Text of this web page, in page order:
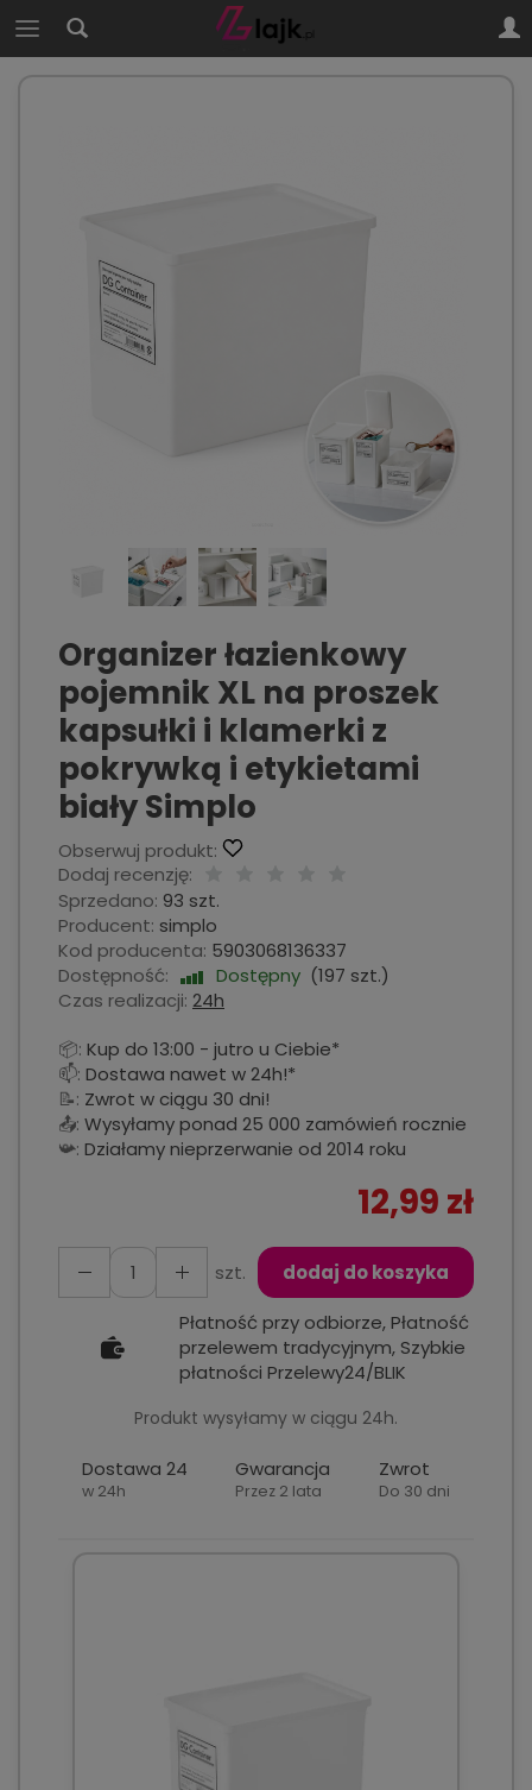
Organizer łazienkowy
pojemnik XL na proszek
kapsułki i klamerki z
pokrywką i etykietami
biały Simplo
Obserwuj produkt:
Dodaj recenzję:
Sprzedano: 93 szt.
Producent: simplo
Kod producenta: 5903068136337
Dostępność:
Dostępny (197 szt.)
Czas realizacji: 24h
📦: Kup do 13:00 - jutro u Ciebie*
📫: Dostawa nawet w 24h!*
📝: Zwrot w ciągu 30 dni!
📤: Wysyłamy ponad 25 000 zamówień rocznie
📯: Działamy nieprzerwanie od 2014 roku
12,99 zł
szt.
dodaj do koszyka
Płatność przy odbiorze, Płatność
przelewem tradycyjnym, Szybkie
płatności Przelewy24/BLIK
Produkt wysyłamy w ciągu 24h.
Dostawa 24
w 24h
Gwarancja
Przez 2 lata
Zwrot
Do 30 dni